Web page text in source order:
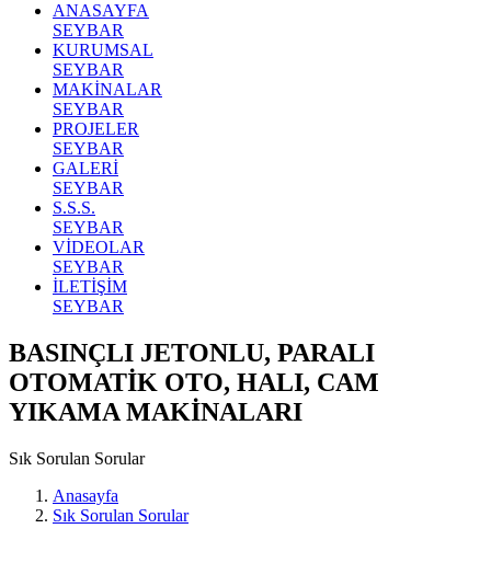
ANASAYFA
SEYBAR
KURUMSAL
SEYBAR
MAKİNALAR
SEYBAR
PROJELER
SEYBAR
GALERİ
SEYBAR
S.S.S.
SEYBAR
VİDEOLAR
SEYBAR
İLETİŞİM
SEYBAR
BASINÇLI JETONLU, PARALI
OTOMATİK OTO, HALI, CAM
YIKAMA MAKİNALARI
Sık Sorulan Sorular
Anasayfa
Sık Sorulan Sorular